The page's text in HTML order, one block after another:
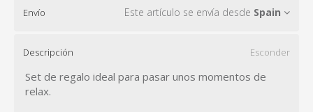
Envío Este artículo se envía desde Spain
Descripción Esconder
Set de regalo ideal para pasar unos momentos de
relax.